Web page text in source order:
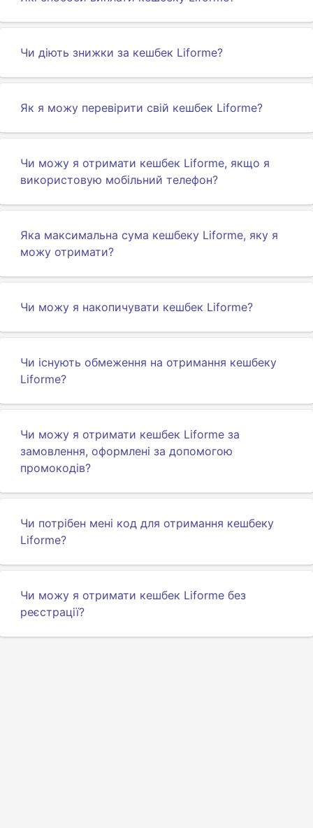
Чи діють знижки за кешбек Liforme?
Як я можу перевірити свій кешбек Liforme?
Чи можу я отримати кешбек Liforme, якщо я
використовую мобільний телефон?
Яка максимальна сума кешбеку Liforme, яку я
можу отримати?
Чи можу я накопичувати кешбек Liforme?
Чи існують обмеження на отримання кешбеку
Liforme?
Чи можу я отримати кешбек Liforme за
замовлення, оформлені за допомогою
промокодів?
Чи потрібен мені код для отримання кешбеку
Liforme?
Чи можу я отримати кешбек Liforme без
реєстрації?